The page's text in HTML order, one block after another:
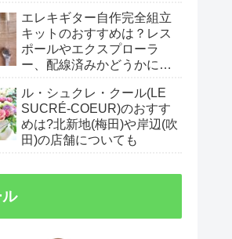
エレキギター自作完全組立
キットのおすすめは？レス
ポールやエクスプローラ
ー、配線済みかどうかにつ
ル・シュクレ・クール(LE
SUCRÉ-COEUR)のおすす
めは?北新地(梅田)や岸辺(吹
田)の店舗についても